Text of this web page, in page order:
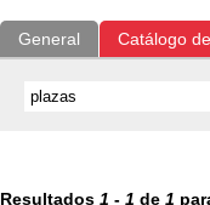
General Catálogo
Resultados 1 - 1 de 1